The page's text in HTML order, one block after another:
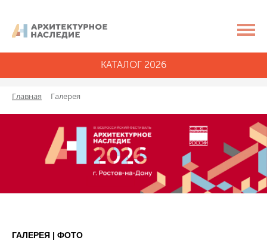
КАТАЛОГ 2026
Главная Галерея
ГАЛЕРЕЯ | ФОТО